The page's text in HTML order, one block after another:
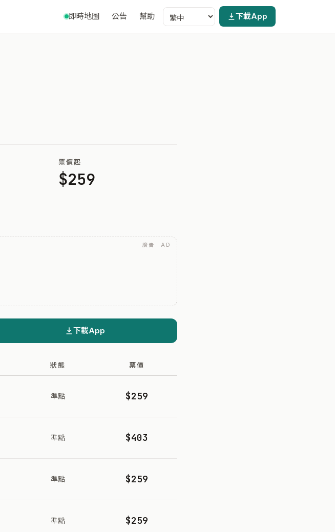
即時地圖 公告 幫助 下載App
票價起
$259
廣告 · AD
下載App
狀態 票價
準點 $259
準點 $403
準點 $259
準點 $259